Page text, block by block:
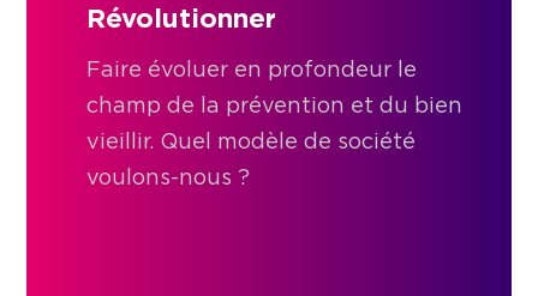
Révolutionner
Faire évoluer en profondeur le
champ de la prévention et du bien
vieillir. Quel modèle de société
voulons-nous ?